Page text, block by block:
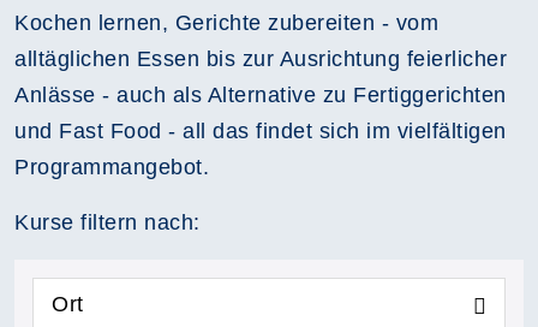
Kochen lernen, Gerichte zubereiten - vom
alltäglichen Essen bis zur Ausrichtung feierlicher
Anlässe - auch als Alternative zu Fertiggerichten
und Fast Food - all das findet sich im vielfältigen
Programmangebot.
Kurse filtern nach:
Ort